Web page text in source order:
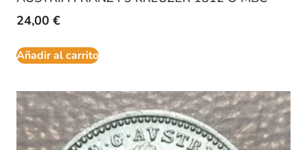
24,00 €
Añadir al carrito